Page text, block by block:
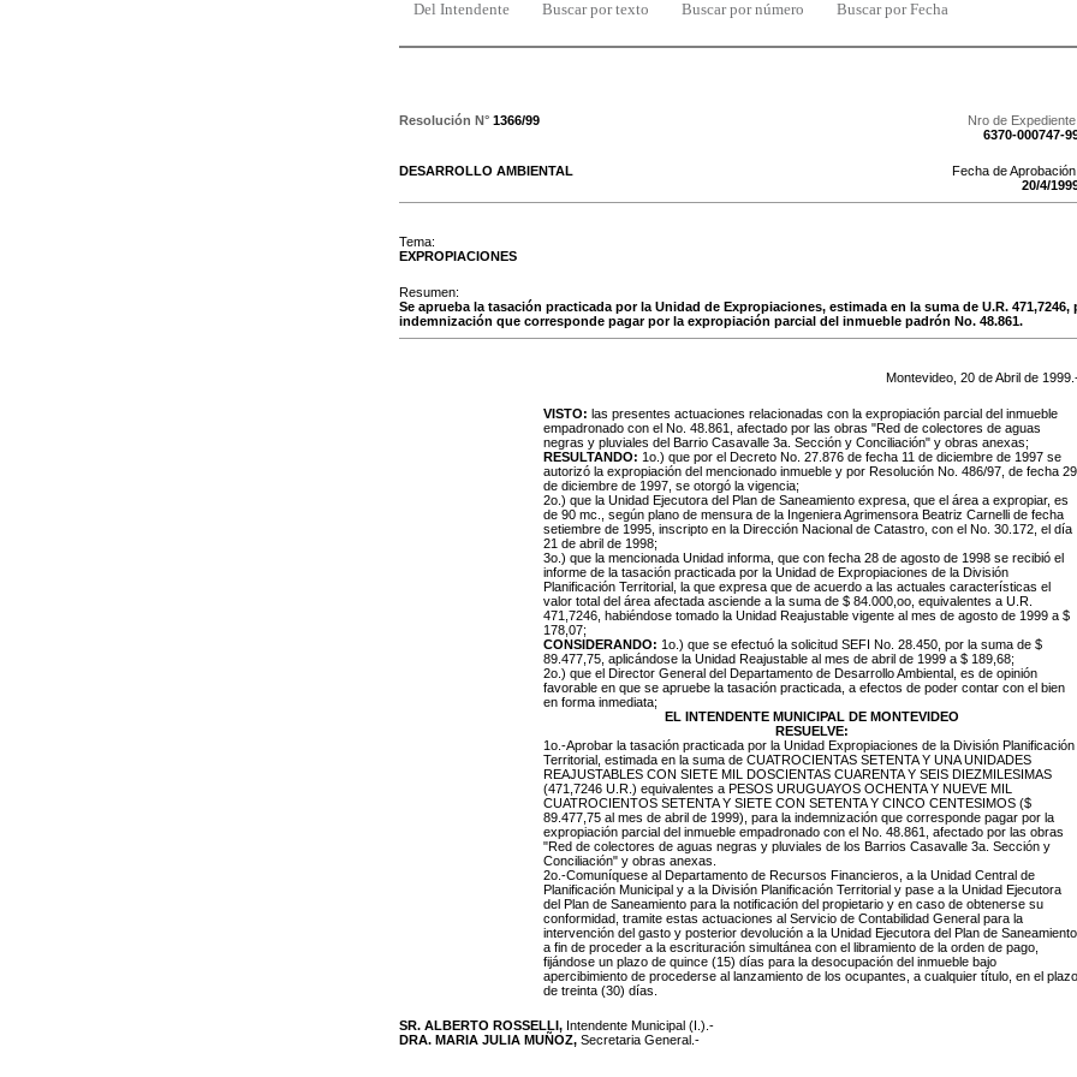
Del Intendente Buscar por texto Buscar por número Buscar por Fecha
Resolución N° 1366/99
Nro de
6370-000747-
DESARROLLO AMBIENTAL
Fecha de
20/4/
Tema:
EXPROPIACIONES
Resumen:
Se aprueba la tasación practicada por la Unidad de Expropiaciones, estimada en la suma de U.R. 471,7246,
indemnización que corresponde pagar por la expropiación parcial del inmueble padrón No. 48.861.
Montevideo, 20 deAbril de 1999
VISTO: las presentes actuaciones relacionadas con la expropiación parcial del inmueble
empadronado con el No. 48.861, afectado por las obras "Red de colectores de aguas
negras y pluviales del Barrio Casavalle 3a. Sección y Conciliación" y obras anexas;
RESULTANDO: 1o.) que por el Decreto No. 27.876 de fecha 11 de diciembre de 1997 se
autorizó la expropiación del mencionado inmueble y por Resolución No. 486/97, de fecha 29
de diciembre de 1997, se otorgó la vigencia;
2o.) que la Unidad Ejecutora del Plan de Saneamiento expresa, que el área a expropiar, es
de 90 mc., según plano de mensura de la Ingeniera Agrimensora Beatriz Carnelli de fecha
setiembre de 1995, inscripto en la Dirección Nacional de Catastro, con el No. 30.172, el día
21 de abril de 1998;
3o.) que la mencionada Unidad informa, que con fecha 28 de agosto de 1998 se recibió el
informe de la tasación practicada por la Unidad de Expropiaciones de la División
Planificación Territorial, la que expresa que de acuerdo a las actuales características el
valor total del área afectada asciende a la suma de $ 84.000,oo, equivalentes a U.R.
471,7246, habiéndose tomado la Unidad Reajustable vigente al mes de agosto de 1999 a $
178,07;
CONSIDERANDO: 1o.) que se efectuó la solicitud SEFI No. 28.450, por la suma de $
89.477,75, aplicándose la Unidad Reajustable al mes de abril de 1999 a $ 189,68;
2o.) que el Director General del Departamento de Desarrollo Ambiental, es de opinión
favorable en que se apruebe la tasación practicada, a efectos de poder contar con el bien
en forma inmediata;
EL INTENDENTE MUNICIPAL DE MONTEVIDEO
RESUELVE:
1o.-Aprobar la tasación practicada por la Unidad Expropiaciones de la División Planificación
Territorial, estimada en la suma de CUATROCIENTAS SETENTA Y UNA UNIDADES
REAJUSTABLES CON SIETE MIL DOSCIENTAS CUARENTA Y SEIS DIEZMILESIMAS
(471,7246 U.R.) equivalentes a PESOS URUGUAYOS OCHENTA Y NUEVE MIL
CUATROCIENTOS SETENTA Y SIETE CON SETENTA Y CINCO CENTESIMOS ($
89.477,75 al mes de abril de 1999), para la indemnización que corresponde pagar por la
expropiación parcial del inmueble empadronado con el No. 48.861, afectado por las obras
"Red de colectores de aguas negras y pluviales de los Barrios Casavalle 3a. Sección y
Conciliación" y obras anexas.
2o.-Comuníquese al Departamento de Recursos Financieros, a la Unidad Central de
Planificación Municipal y a la División Planificación Territorial y pase a la Unidad Ejecutora
del Plan de Saneamiento para la notificación del propietario y en caso de obtenerse su
conformidad, tramite estas actuaciones al Servicio de Contabilidad General para la
intervención del gasto y posterior devolución a la Unidad Ejecutora del Plan de Saneamiento
a fin de proceder a la escrituración simultánea con el libramiento de la orden de pago,
fijándose un plazo de quince (15) días para la desocupación del inmueble bajo
apercibimiento de procederse al lanzamiento de los ocupantes, a cualquier título, en el plazo
de treinta (30) días.
SR. ALBERTO ROSSELLI, Intendente Municipal (I.).-
DRA. MARIA JULIA MUÑOZ, Secretaria General.-